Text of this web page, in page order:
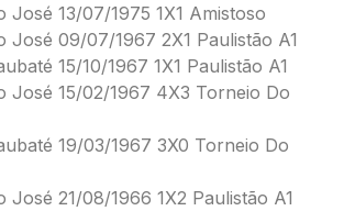
José 13/07/1975 1X1 Amistoso
José 09/07/1967 2X1 Paulistão A1
15/10/1967 1X1 Paulistão A1
José 15/02/1967 4X3 Torneio Do
19/03/1967 3X0 Torneio Do
José 21/08/1966 1X2 Paulistão A1